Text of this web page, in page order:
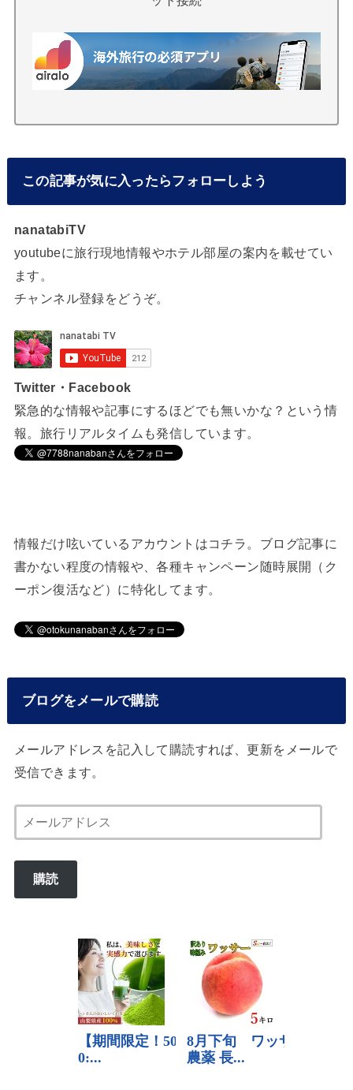
この記事が気に入ったらフォローしよう
nanatabiTV
youtubeに旅行現地情報やホテル部屋の案内を載せてい
ます。
チャンネル登録をどうぞ。
Twitter・Facebook
緊急的な情報や記事にするほどでも無いかな？という情
報。旅行リアルタイムも発信しています。
情報だけ呟いているアカウントはコチラ。ブログ記事に
書かない程度の情報や、各種キャンペーン随時展開（ク
ーポン復活など）に特化してます。
ブログをメールで購読
メールアドレスを記入して購読すれば、更新をメールで
受信できます。
ー
ル
購読